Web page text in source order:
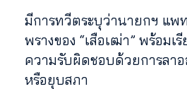
มีการทวีตระบุว่านายกฯ แพ
พรางของ “เสือเฒ่า” พร้อมเ
ความรับผิดชอบด้วยการลา
หรือยุบสภา